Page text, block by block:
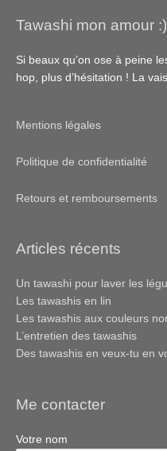
Tawashi mon amour :)
Si beaux qu’on ose à peine
hop, plus d’hésitation ! La
Mentions légales
Politique de confidentialité
Retours et remboursements
Articles récents
Un tawashi pour laver les
Les tawashis en lin
Les tawashis aux couleurs
L’entretien des tawashis
Des tawashis en veux-tu en
Me contacter
Votre nom